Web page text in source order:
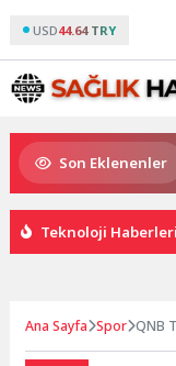
USD44.64 TRY
Son Eklenenler
start Başkan Büyükakın’dan
Teknoloji Haberleri
Ana Sayfa Spor QNB